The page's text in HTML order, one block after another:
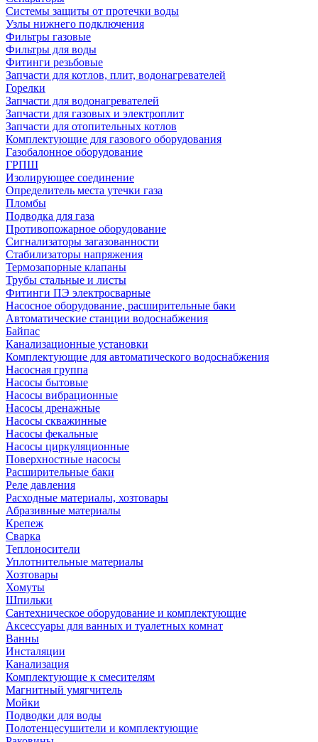
Системы защиты от протечки воды
Узлы нижнего подключения
Фильтры газовые
Фильтры для воды
Фитинги резьбовые
Запчасти для котлов, плит, водонагревателей
Горелки
Запчасти для водонагревателей
Запчасти для газовых и электроплит
Запчасти для отопительных котлов
Комплектующие для газового оборудования
Газобалонное оборудование
ГРПШ
Изолирующее соединение
Определитель места утечки газа
Пломбы
Подводка для газа
Противопожарное оборудование
Сигнализаторы загазованности
Стабилизаторы напряжения
Термозапорные клапаны
Трубы стальные и листы
Фитинги ПЭ электросварные
Насосное оборудование, расширительные баки
Автоматические станции водоснабжения
Байпас
Канализационные установки
Комплектующие для автоматического водоснабжения
Насосная группа
Насосы бытовые
Насосы вибрационные
Насосы дренажные
Насосы скважинные
Насосы фекальные
Насосы циркуляционные
Поверхностные насосы
Расширительные баки
Реле давления
Расходные материалы, хозтовары
Абразивные материалы
Крепеж
Сварка
Теплоносители
Уплотнительные материалы
Хозтовары
Хомуты
Шпильки
Сантехническое оборудование и комплектующие
Аксессуары для ванных и туалетных комнат
Ванны
Инсталяции
Канализация
Комплектующие к смесителям
Магнитный умягчитель
Мойки
Подводки для воды
Полотенцесушители и комплектующие